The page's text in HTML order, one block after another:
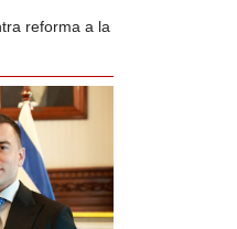
reforma a la